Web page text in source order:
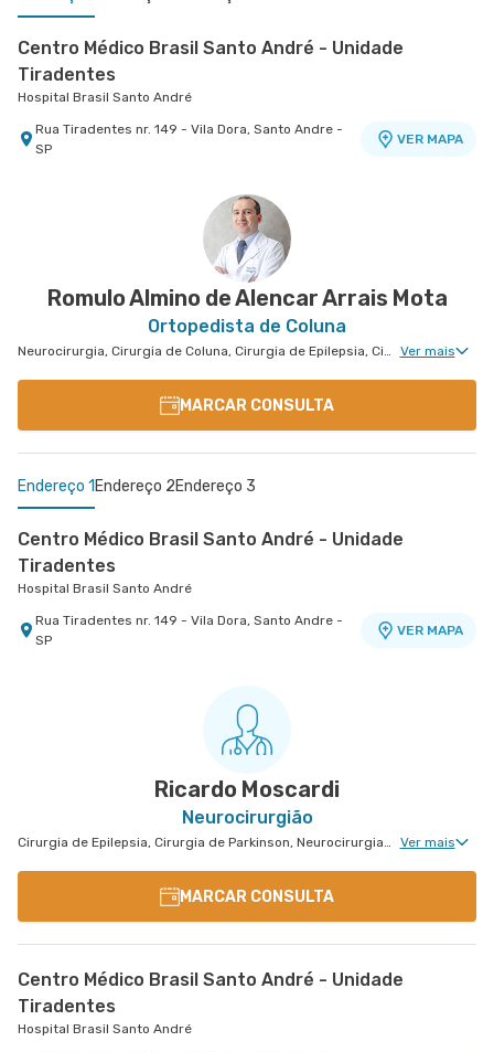
Centro Médico Brasil Santo André - Unidade
Tiradentes
Hospital Brasil Santo André
Rua Tiradentes nr. 149 - Vila Dora, Santo Andre -
SP
VER MAPA
Rua Das Perobas nr. 266 - Jabaquara, Sao Paulo
Rua Engenheiro Oscar Americano nr. 1010 -
Romulo Almino de Alencar Arrais Mota
Ortopedista de Coluna
Neurocirurgia, Cirurgia de Coluna, Cirurgia de Epilepsia, Cirurgia de Parkinson, Neurocirurgia Oncológica, Neurocirurgia de Coluna, Neurocirurgia Pediátrica Ver mais
MARCAR CONSULTA
Endereço 1 Endereço 2Endereço 3
Centro Médico Brasil Santo André - Unidade
Tiradentes
Hospital Brasil Santo André
Rua Tiradentes nr. 149 - Vila Dora, Santo Andre -
SP
VER MAPA
Avenida Alvaro Guimaraes nr. 3033 - Assuncao,
Rua Virginia Crivilari nr. 334 - Centro, Osasco -
Ricardo Moscardi
Neurocirurgião
Cirurgia de Epilepsia, Cirurgia de Parkinson, Neurocirurgia Oncológica, Clínica da Dor Geral, Neurocirurgia de Coluna Ver mais
MARCAR CONSULTA
Centro Médico Brasil Santo André - Unidade
Tiradentes
Hospital Brasil Santo André